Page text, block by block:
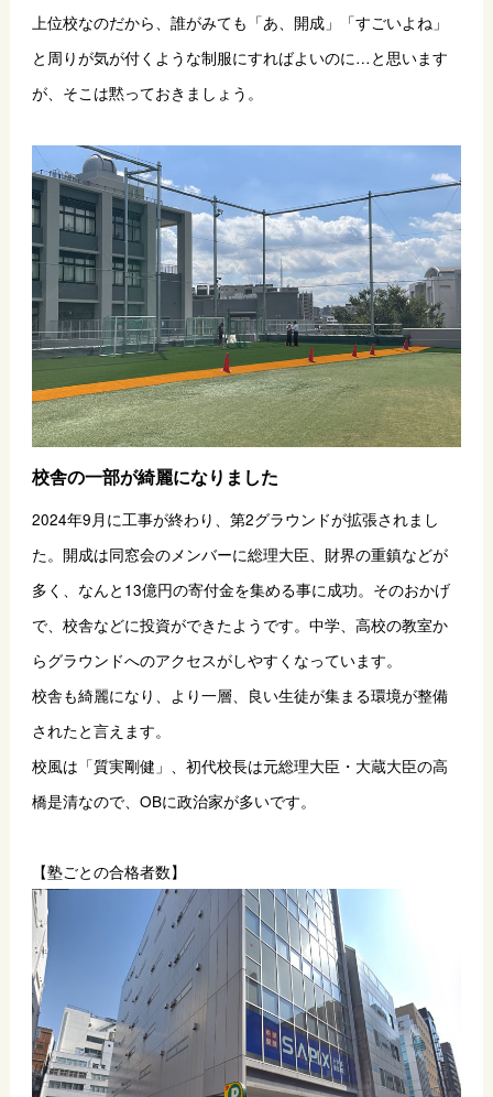
上位校なのだから、誰がみても「あ、開成」「すごいよね」
と周りが気が付くような制服にすればよいのに…と思います
が、そこは黙っておきましょう。
校舎の一部が綺麗になりました
2024年9月に工事が終わり、第2グラウンドが拡張されまし
た。開成は同窓会のメンバーに総理大臣、財界の重鎮などが
多く、なんと13億円の寄付金を集める事に成功。そのおかげ
で、校舎などに投資ができたようです。中学、高校の教室か
らグラウンドへのアクセスがしやすくなっています。
校舎も綺麗になり、より一層、良い生徒が集まる環境が整備
されたと言えます。
校風は「質実剛健」、初代校長は元総理大臣・大蔵大臣の高
橋是清なので、OBに政治家が多いです。
【塾ごとの合格者数】